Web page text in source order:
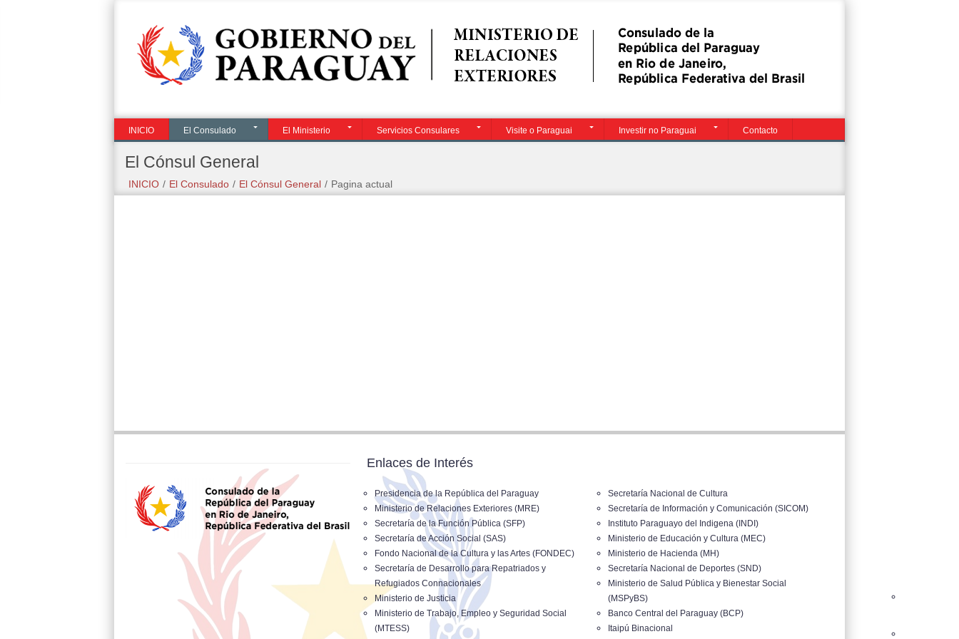
INICIO El Consulado El Ministerio Servicios Consulares Visite o Paraguai Investir no Paraguai Contacto
Consulares Paraguai no
Paraguai
El Cónsul General
INICIO / El Consulado / El Cónsul General / Pagina actual
Enlaces de Interés
Presidencia de la República del Paraguay
Ministerio de Relaciones Exteriores (MRE)
Secretaría de la Función Pública (SFP)
Secretaría de Acción Social (SAS)
Fondo Nacional de la Cultura y las Artes (FONDEC)
Secretaría de Desarrollo para Repatriados y
Refugiados Connacionales
Ministerio de Justicia
Ministerio de Trabajo, Empleo y Seguridad Social
(MTESS)
Secretaría Nacional de Cultura
Secretaría de Información y Comunicación (SICOM)
Instituto Paraguayo del Indigena (INDI)
Ministerio de Educación y Cultura (MEC)
Ministerio de Hacienda (MH)
Secretaría Nacional de Deportes (SND)
Ministerio de Salud Pública y Bienestar Social
(MSPyBS)
Banco Central del Paraguay (BCP)
Itaipú Binacional